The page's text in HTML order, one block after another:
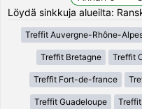
Löydä sinkkuja alueilta:
Treffit Auvergne-Rhône-
Treffit Bretagne Treffit
Treffit Fort-de-france
Treffit Guadeloupe